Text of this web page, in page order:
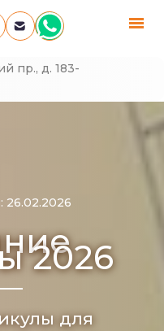
пр., д. 183-районе СПБ —
26.02.2026
2026
для